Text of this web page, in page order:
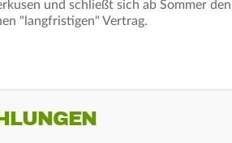
und schließt sich ab Sommer
"langfristigen" Vertrag.